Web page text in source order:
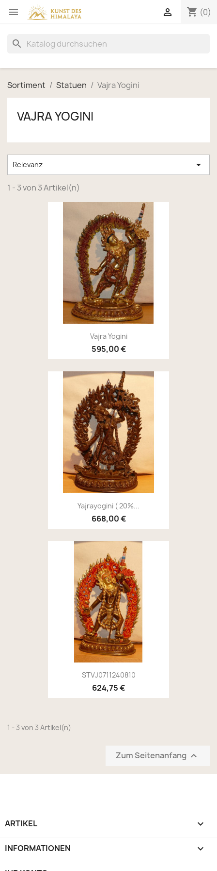
 shopping_cart (0)

search
Sortiment Statuen Vajra Yogini
VAJRA YOGINI
Relevanz 
1 - 3 von 3 Artikel(n)
Vajra Yogini
595,00 €
Yajrayogini ( 20%...
668,00 €
STVJ0711240810
624,75 €
1 - 3 von 3 Artikel(n)
Zum Seitenanfang 
ARTIKEL 
INFORMATIONEN 